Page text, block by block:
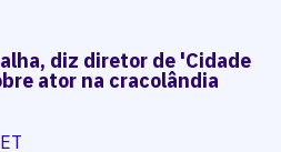
diz diretor de 'Cidade
ator na cracolândia